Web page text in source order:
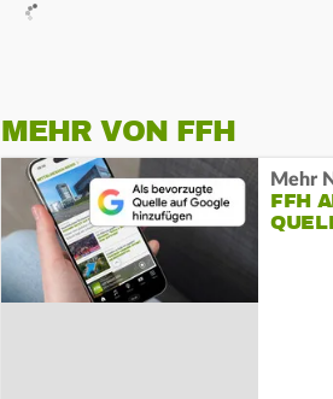
MEHR VON FFH
Mehr
FFH